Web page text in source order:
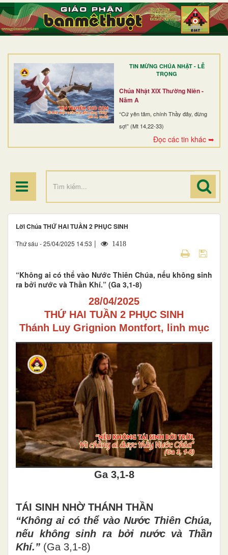
TIN MỪNG CHÚA NHẬT - LỄ
TRỌNG
Chúa Nhật XIX Thường Niên -
Năm A
“Cứ yên tâm, chính Thầy đây, đừng
sợ!” (Mt 14,22-33)
Đọc các tin khác ➥
TRANG NHẤT
GIỚI THIỆU
DÒNG TU
BAN MỤC VỤ
ĐOÀN THỂ CG
ĐIỂM HÀNH HƯƠNG
Lời Chúa THỨ HAI TUẦN 2 PHỤC SINH
Thứ sáu - 25/04/2025 14:53 | 1418
“Không ai có thể vào Nước Thiên Chúa, nếu không sinh
ra bởi nước và Thần Khí.” (Ga 3,1-8)
28/04/2025
THỨ HAI TUẦN 2 PHỤC SINH
Thánh Luy Grignion Montfort, linh mục
Ga 3,1-8
TÁI SINH NHỜ THÁNH THẦN
“Không ai có thể vào Nước Thiên Chúa,
nếu không sinh ra bởi nước và Thần
Khí.” (Ga 3,1-8)